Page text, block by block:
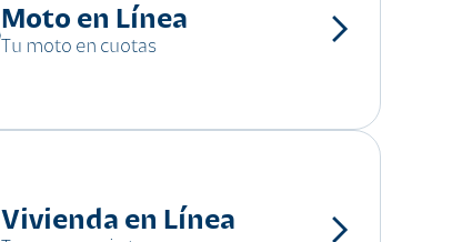
Moto en Línea
Tu moto en cuotas
Vivienda en Línea